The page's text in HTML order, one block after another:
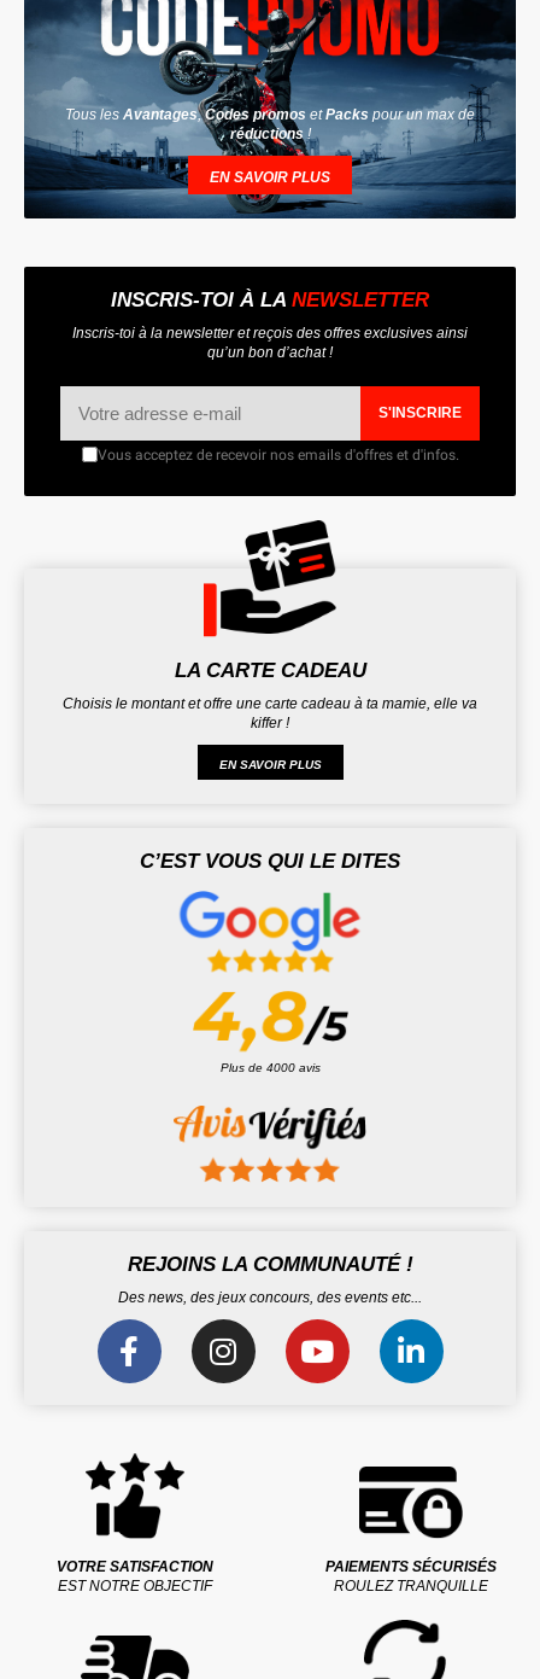
Tous les Avantages,Codes promos etPacks pour un max de
réductions !
EN SAVOIR PLUS
INSCRIS-TOI À LA NEWSLETTER
Inscris-toi à la newsletter et reçois des offres exclusives ainsi
qu’un bon d’achat !
S'INSCRIRE
Vous acceptez de recevoir nos emails d'offres et d'infos.
LA CARTE CADEAU
Choisis le montant et offre une carte cadeau à ta mamie, elle va
kiffer !
EN SAVOIR PLUS
C’EST VOUS QUI LE DITES
Plus de 4000 avis
REJOINS LA COMMUNAUTÉ !
Des news, des jeux concours, des events etc...
VOTRE SATISFACTION
EST NOTRE OBJECTIF
PAIEMENTS SÉCURISÉS
ROULEZ TRANQUILLE